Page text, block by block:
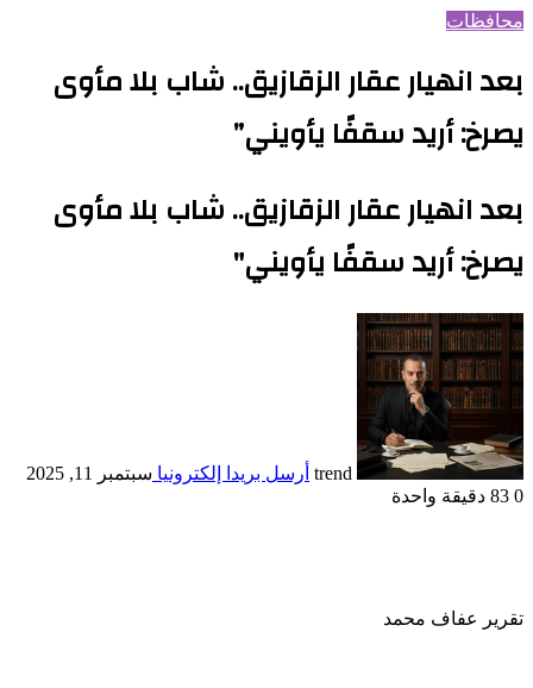
محافظات
بعد انهيار عقار الزقازيق.. شاب بلا مأوى
يصرخ: أريد سقفًا يأويني”
بعد انهيار عقار الزقازيق.. شاب بلا مأوى
يصرخ: أريد سقفًا يأويني"
trend أرسل بريدا إلكترونيا سبتمبر 11, 2025
0
دقيقة واحدة
تقرير عفاف محمد